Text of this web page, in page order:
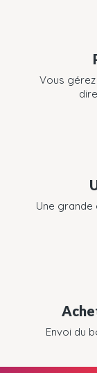
Vous
Une grande
Envoi du